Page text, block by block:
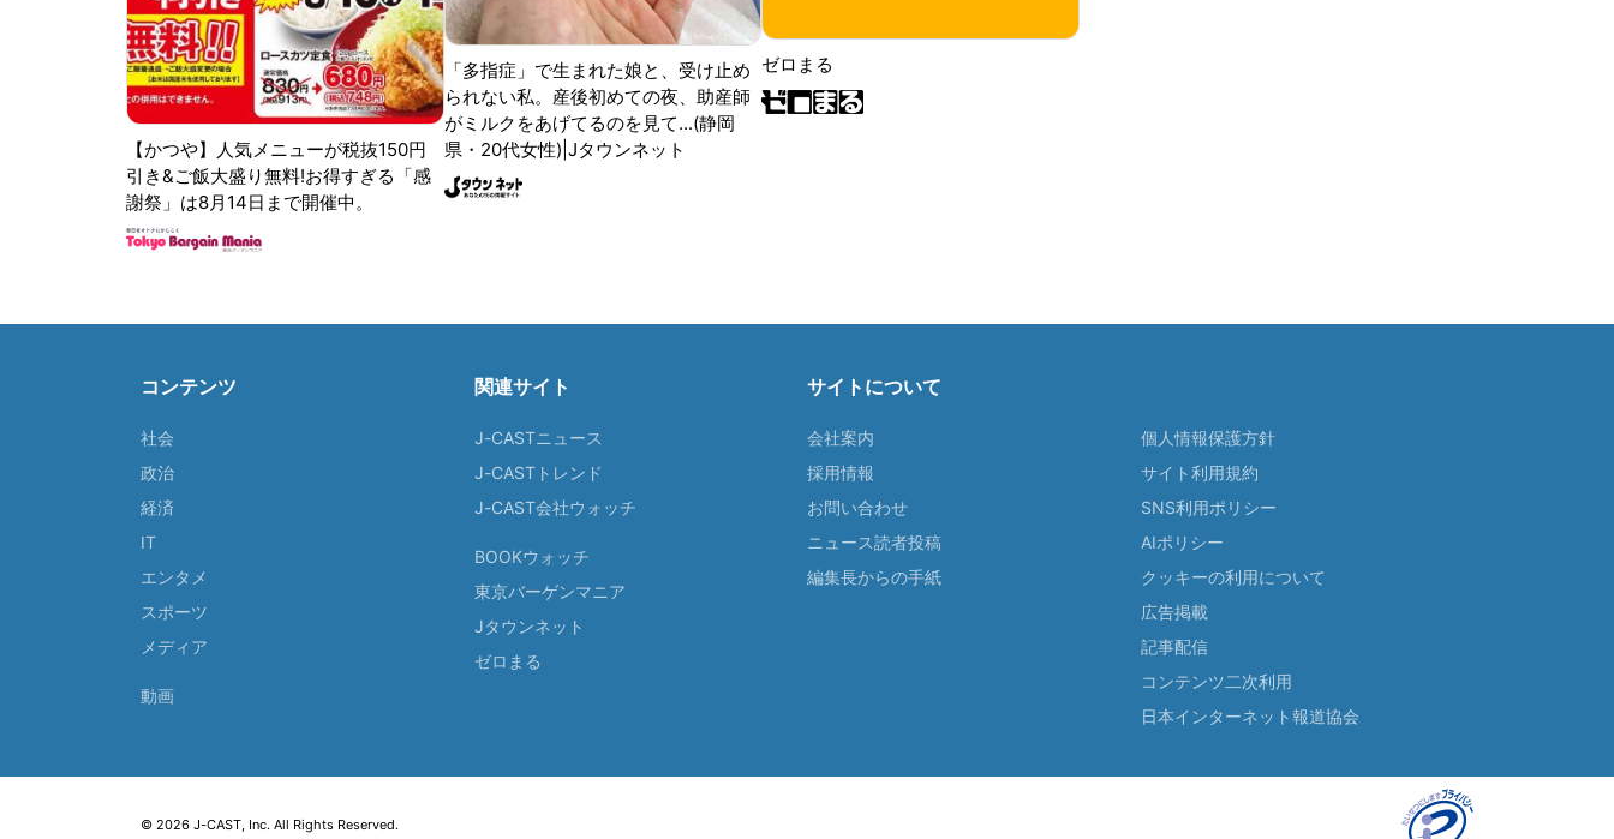
【かつや】人気メニューが税抜150円
引き&ご飯大盛り無料!お得すぎる「感
謝祭」は8月14日まで開催中。
「多指症」で生まれた娘と、受け止め
られない私。産後初めての夜、助産師
がミルクをあげてるのを見て...(静岡
県・20代女性)|Jタウンネット
ゼロまる
コンテンツ
社会
政治
経済
IT
エンタメ
スポーツ
メディア
動画
関連サイト
J-CASTニュース
J-CASTトレンド
J-CAST会社ウォッチ
BOOKウォッチ
東京バーゲンマニア
Jタウンネット
ゼロまる
サイトについて
会社案内
採用情報
お問い合わせ
ニュース読者投稿
編集長からの手紙
個人情報保護方針
サイト利用規約
SNS利用ポリシー
AIポリシー
クッキーの利用について
広告掲載
記事配信
コンテンツ二次利用
日本インターネット報道協会
© 2026 J-CAST, Inc. All Rights Reserved.